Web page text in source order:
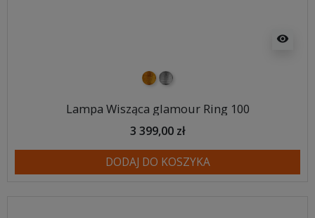
visibility
złotysrebrny
Lampa Wisząca glamour Ring 100
3 399,00 zł
DODAJ DO KOSZYKA